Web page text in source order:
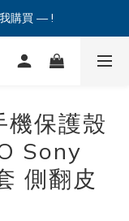
購買 — !
券！🎫
我購買 — !
機保護殼
Sony
側翻皮